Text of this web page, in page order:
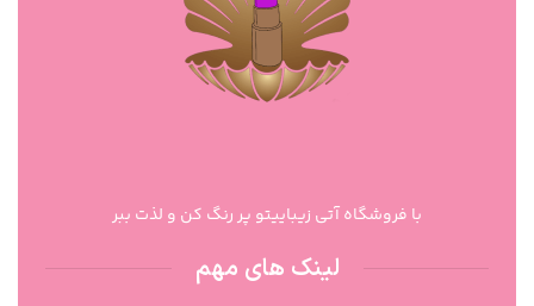
با فروشگاه آتی زیباییتو پر رنگ کن و لذت ببر
لینک های مهم